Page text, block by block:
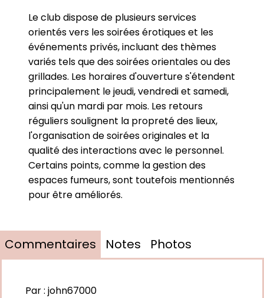
Le club dispose de plusieurs services
orientés vers les soirées érotiques et les
événements privés, incluant des thèmes
variés tels que des soirées orientales ou des
grillades. Les horaires d'ouverture s'étendent
principalement le jeudi, vendredi et samedi,
ainsi qu'un mardi par mois. Les retours
réguliers soulignent la propreté des lieux,
l'organisation de soirées originales et la
qualité des interactions avec le personnel.
Certains points, comme la gestion des
espaces fumeurs, sont toutefois mentionnés
pour être améliorés.
Commentaires Notes Photos
Par : john67000